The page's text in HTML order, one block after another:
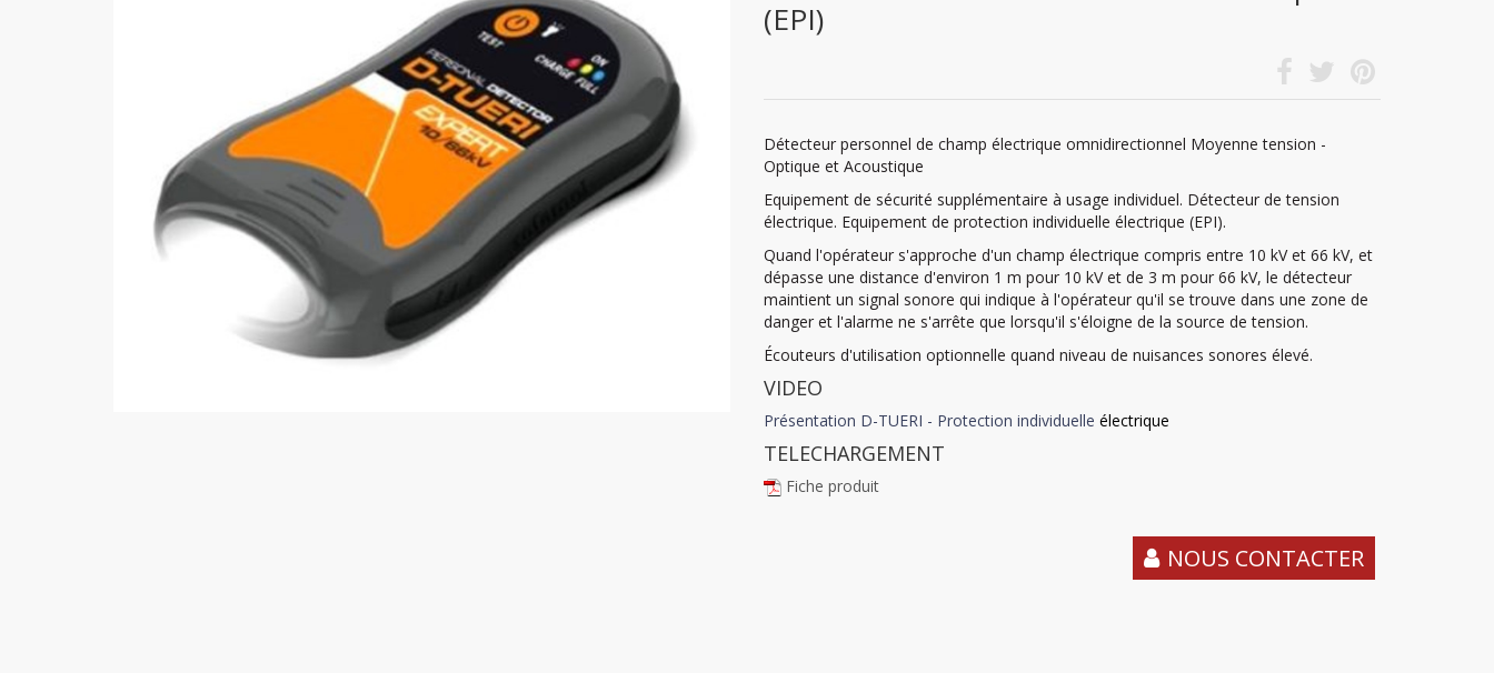
(EPI)
Détecteur personnel de champ électrique omnidirectionnel Moyenne tension -
Optique et Acoustique
Equipement de sécurité supplémentaire à usage individuel. Détecteur de tension
électrique. Equipement de protection individuelle électrique (EPI).
Quand l'opérateur s'approche d'un champ électrique compris entre 10 kV et 66 kV, et
dépasse une distance d'environ 1 m pour 10 kV et de 3 m pour 66 kV, le détecteur
maintient un signal sonore qui indique à l'opérateur qu'il se trouve dans une zone de
danger et l'alarme ne s'arrête que lorsqu'il s'éloigne de la source de tension.
Écouteurs d'utilisation optionnelle quand niveau de nuisances sonores élevé.
VIDEO
Présentation D-TUERI - Protection individuelle électrique
TELECHARGEMENT
Fiche produit
NOUS CONTACTER